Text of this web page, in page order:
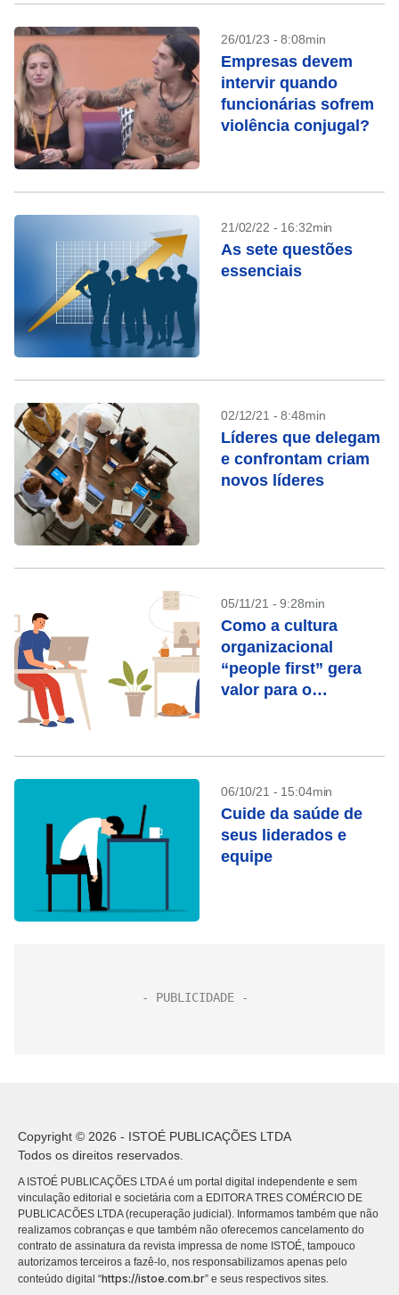
26/01/23 - 8:08min
Empresas devem
intervir quando
funcionárias sofrem
violência conjugal?
21/02/22 - 16:32min
As sete questões
essenciais
02/12/21 - 8:48min
Líderes que delegam
e confrontam criam
novos líderes
05/11/21 - 9:28min
Como a cultura
organizacional
“people first” gera
valor para o
06/10/21 - 15:04min
Cuide da saúde de
seus liderados e
equipe
Copyright © 2026 - ISTOÉ PUBLICAÇÕES LTDA
Todos os direitos reservados.
A ISTOÉ PUBLICAÇÕES LTDA é um portal digital independente e sem
vinculação editorial e societária com a EDITORA TRES COMÉRCIO DE
PUBLICACÕES LTDA (recuperação judicial). Informamos também que não
realizamos cobranças e que também não oferecemos cancelamento do
contrato de assinatura da revista impressa de nome ISTOÉ, tampouco
autorizamos terceiros a fazê-lo, nos responsabilizamos apenas pelo
conteúdo digital “https://istoe.com.br” e seus respectivos sites.